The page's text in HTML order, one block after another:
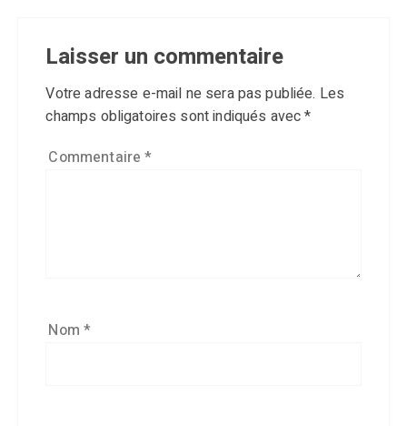
Laisser un commentaire
Votre adresse e-mail ne sera pas publiée. Les
champs obligatoires sont indiqués avec*
Commentaire*
Nom*